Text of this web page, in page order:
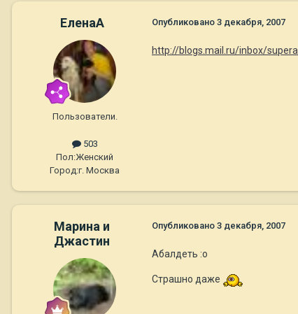
ЕленаА
Пользователи.
503
Пол:Женский
Город:г. Москва
Опубликовано 3 декабря, 2007
http://blogs.mail.ru/inbox/
Марина и
Джастин
Опубликовано 3 декабря, 2007
Абалдеть :o
Страшно даже